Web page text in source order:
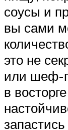
соусы и
вы сами
это не
или шеф-
в